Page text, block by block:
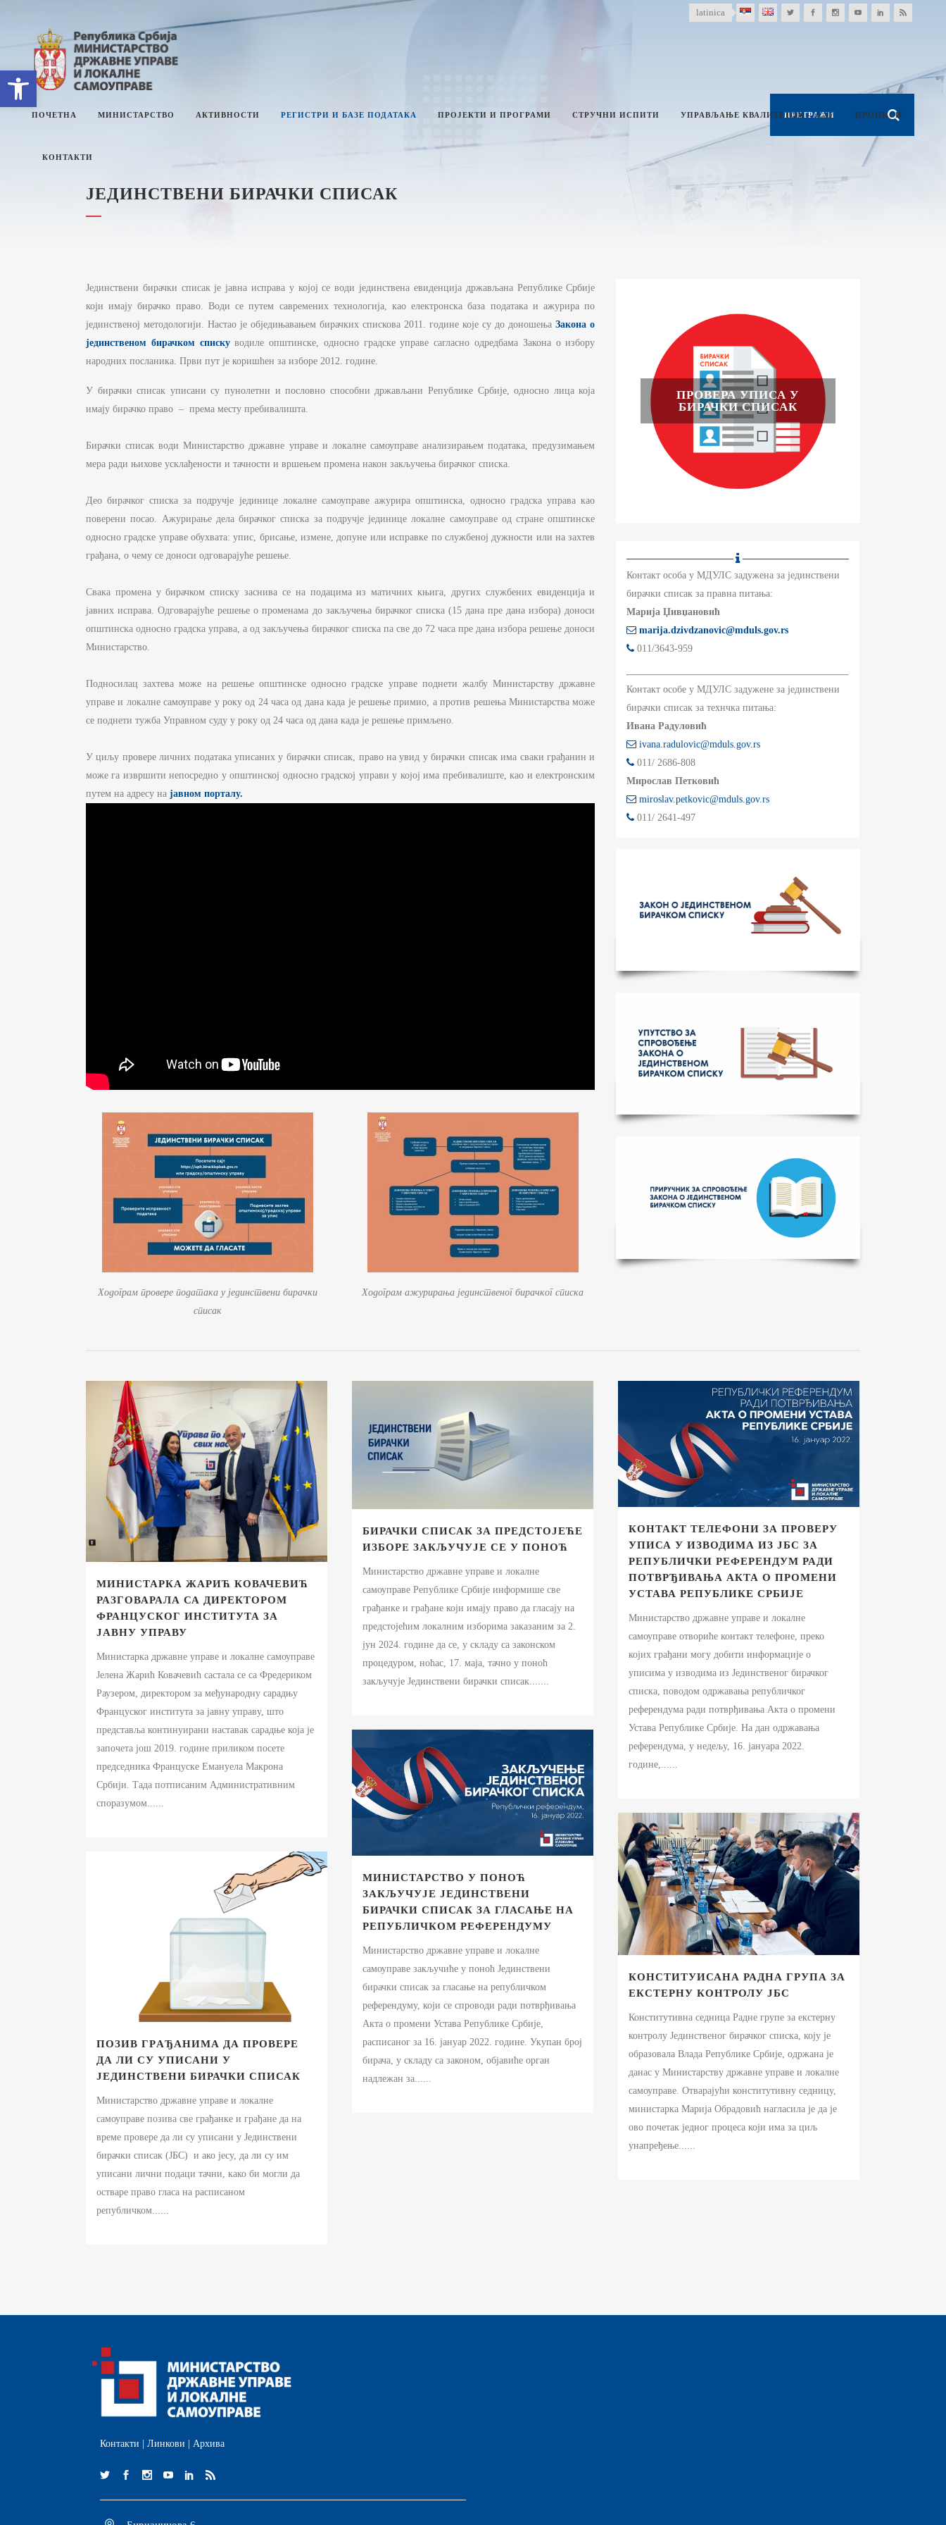
Open toolbar
latinica
ПОЧЕТНА МИНИСТАРСТВО
О МИНИСТАРСТВУ ЕТИКА И ИНТЕГРИТЕТ
ИНФОРМАЦИЈЕ ОД ЈАВНОГ
ЗНАЧАЈА И ИНФОРМАЦИЈЕ У ВЕЗИ
ЈАВНОСТИ РАДА МИНИСТАРСТВА
САМОУПРАВЕ
ФИНАНСИЈСКО УПРАВЉАЊЕ И
ЈАВНЕ НАБАВКЕ
АКТИВНОСТИ РЕГИСТРИ И БАЗЕ ПОДАТАКА ПРОЈЕКТИ И ПРОГРАМИ СТРУЧНИ ИСПИТИ УПРАВЉАЊЕ КВАЛИТЕТОМ – CAF ПРОПИСИ
КОНТАКТИ
ЈЕДИНСТВЕНИ БИРАЧКИ СПИСАК
Јединствени бирачки списак је јавна исправа у којој се води јединствена евиденција држављана Републике Србије
који имају бирачко право. Води се путем савремених технологија, као електронска база података и ажурира по
јединственој методологији. Настао је обједињавањем бирачких спискова 2011. године које су до доношењаЗакона о
јединственом бирачком спискуводиле општинске, односно градске управе сагласно одредбама Закона о избору
народних посланика. Први пут је коришћен за изборе 2012. године.
У бирачки списак уписани су пунолетни и пословно способни држављани Републике Србије, односно лица која
имају бирачко право – према месту пребивалишта.
Бирачки списак води Министарство државне управе и локалне самоуправе анализирањем података, предузимањем
мера ради њихове усклађености и тачности и вршењем промена након закључења бирачког списка.
Део бирачког списка за подручје јединице локалне самоуправе ажурира општинска, односно градска управа као
поверени посао. Ажурирање дела бирачког списка за подручје јединице локалне самоуправе од стране општинске
односно градске управе обухвата: упис, брисање, измене, допуне или исправке по службеној дужности или на захтев
грађана, о чему се доноси одговарајуће решење.
Свака промена у бирачком списку заснива се на подацима из матичних књига, других службених евиденција и
јавних исправа. Одговарајуће решење о променама до закључења бирачког списка (15 дана пре дана избора) доноси
општинска односно градска управа, а од закључења бирачког списка па све до 72 часа пре дана избора решење доноси
Министарство.
Подносилац захтева може на решење општинске односно градске управе поднети жалбу Министарству државне
управе и локалне самоуправе у року од 24 часа од дана када је решење примио, а против решења Министарства може
се поднети тужба Управном суду у року од 24 часа од дана када је решење примљено.
У циљу провере личних података уписаних у бирачки списак, право на увид у бирачки списак има сваки грађанин и
може га извршити непосредно у општинској односно градској управи у којој има пребивалиште, као и електронским
путем на адресу на јавном порталу.
Ходограм провере података у јединствени бирачки
списак
Ходограм ажурирања јединственог бирачког списка
ПРОВЕРА УПИСА У
БИРАЧКИ СПИСАК
Контакт особа у МДУЛС задужена за јединствени
бирачки списак за правна питања:
Марија Џивџановић
marija.dzivdzanovic@mduls.gov.rs
011/3643-959
Контакт особе у МДУЛС задужене за јединствени
бирачки списак за технчка питања:
Ивана Радуловић
ivana.radulovic@mduls.gov.rs
011/ 2686-808
Мирослав Петковић
miroslav.petkovic@mduls.gov.rs
011/ 2641-497
МИНИСТАРКА ЖАРИЋ КОВАЧЕВИЋ
РАЗГОВАРАЛА СА ДИРЕКТОРОМ
ФРАНЦУСКОГ ИНСТИТУТА ЗА
ЈАВНУ УПРАВУ
Министарка државне управе и локалне самоуправе
Јелена Жарић Ковачевић састала се са Фредериком
Раузером, директором за међународну сарадњу
Француског института за јавну управу, што
представља континуирани наставак сарадње која је
започета још 2019. године приликом посете
председника Француске Емануела Макрона
Србији. Тада потписаним Административним
споразумом......
БИРАЧКИ СПИСАК ЗА ПРЕДСТОЈЕЋЕ
ИЗБОРЕ ЗАКЉУЧУЈЕ СЕ У ПОНОЋ
Министарство државне управе и локалне
самоуправе Републике Србије информише све
грађанке и грађане који имају право да гласају на
предстојећим локалним изборима заказаним за 2.
јун 2024. године да се, у складу са законском
процедуром, ноћас, 17. маја, тачно у поноћ
закључује Јединствени бирачки списак.......
КОНТАКТ ТЕЛЕФОНИ ЗА ПРОВЕРУ
УПИСА У ИЗВОДИМА ИЗ ЈБС ЗА
РЕПУБЛИЧКИ РЕФЕРЕНДУМ РАДИ
ПОТВРЂИВАЊА АКТА О ПРОМЕНИ
УСТАВА РЕПУБЛИКЕ СРБИЈЕ
Министарство државне управе и локалне
самоуправе отвориће контакт телефоне, преко
којих грађани могу добити информације о
уписима у изводима из Јединственог бирачког
списка, поводом одржавања републичког
референдума ради потврђивања Акта о промени
Устава Републике Србије. На дан одржавања
референдума, у недељу, 16. јануара 2022.
године,......
МИНИСТАРСТВО У ПОНОЋ
ЗАКЉУЧУЈЕ ЈЕДИНСТВЕНИ
БИРАЧКИ СПИСАК ЗА ГЛАСАЊЕ НА
РЕПУБЛИЧКОМ РЕФЕРЕНДУМУ
Министарство државне управе и локалне
самоуправе закључиће у поноћ Јединствени
бирачки списак за гласање на републичком
референдуму, који се спроводи ради потврђивања
Акта о промени Устава Републике Србије,
расписаног за 16. јануар 2022. године. Укупан број
бирача, у складу са законом, објавиће орган
надлежан за......
КОНСТИТУИСАНА РАДНА ГРУПА ЗА
ЕКСТЕРНУ КОНТРОЛУ ЈБС
Конститутивна седница Радне групе за екстерну
контролу Јединственог бирачког списка, коју је
образовала Влада Републике Србије, одржана је
данас у Министарству државне управе и локалне
самоуправе. Отварајући конститутивну седницу,
министарка Марија Обрадовић нагласила је да је
ово почетак једног процеса који има за циљ
унапређење......
ПОЗИВ ГРAЂАНИМА ДА ПРОВЕРЕ
ДА ЛИ СУ УПИСАНИ У
ЈЕДИНСТВЕНИ БИРАЧКИ СПИСАК
Министарство државне управе и локалне
самоуправе позива све грађанке и грађане да на
време провере да ли су уписани у Јединствени
бирачки списак (ЈБС) и ако јесу, да ли су им
уписани лични подаци тачни, како би могли да
остваре право гласа на расписаном
републичком......
Контакти Линкови Архива